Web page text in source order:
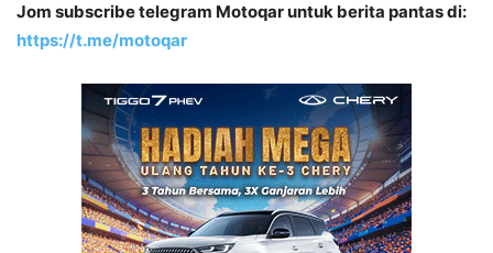
Jom subscribe telegram Motoqar untuk berita pantas di:
https://t.me/motoqar